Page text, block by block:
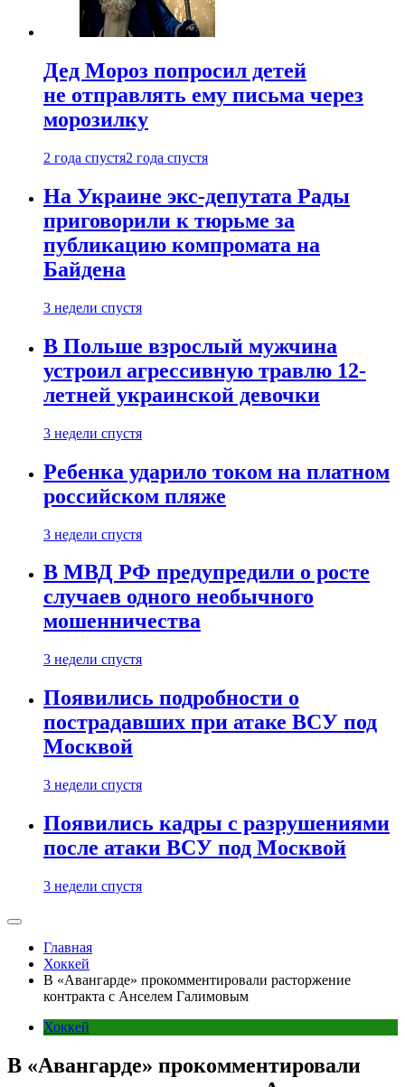
Дед Мороз попросил детей
не отправлять ему письма через
морозилку
2 года спустя2 года спустя
На Украине экс-депутата Рады
приговорили к тюрьме за
публикацию компромата на
Байдена
3 недели спустя
В Польше взрослый мужчина
устроил агрессивную травлю 12-
летней украинской девочки
3 недели спустя
Ребенка ударило током на платном
российском пляже
3 недели спустя
В МВД РФ предупредили о росте
случаев одного необычного
мошенничества
3 недели спустя
Появились подробности о
пострадавших при атаке ВСУ под
Москвой
3 недели спустя
Появились кадры с разрушениями
после атаки ВСУ под Москвой
3 недели спустя
Главная
Хоккей
В «Авангарде» прокомментировали расторжение
контракта с Анселем Галимовым
Хоккей
В «Авангарде» прокомментировали